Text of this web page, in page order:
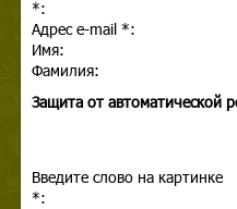
*:
Адрес e-mail *:
Имя:
Фамилия:
Защита от автоматической
Введите слово на картинке
*: